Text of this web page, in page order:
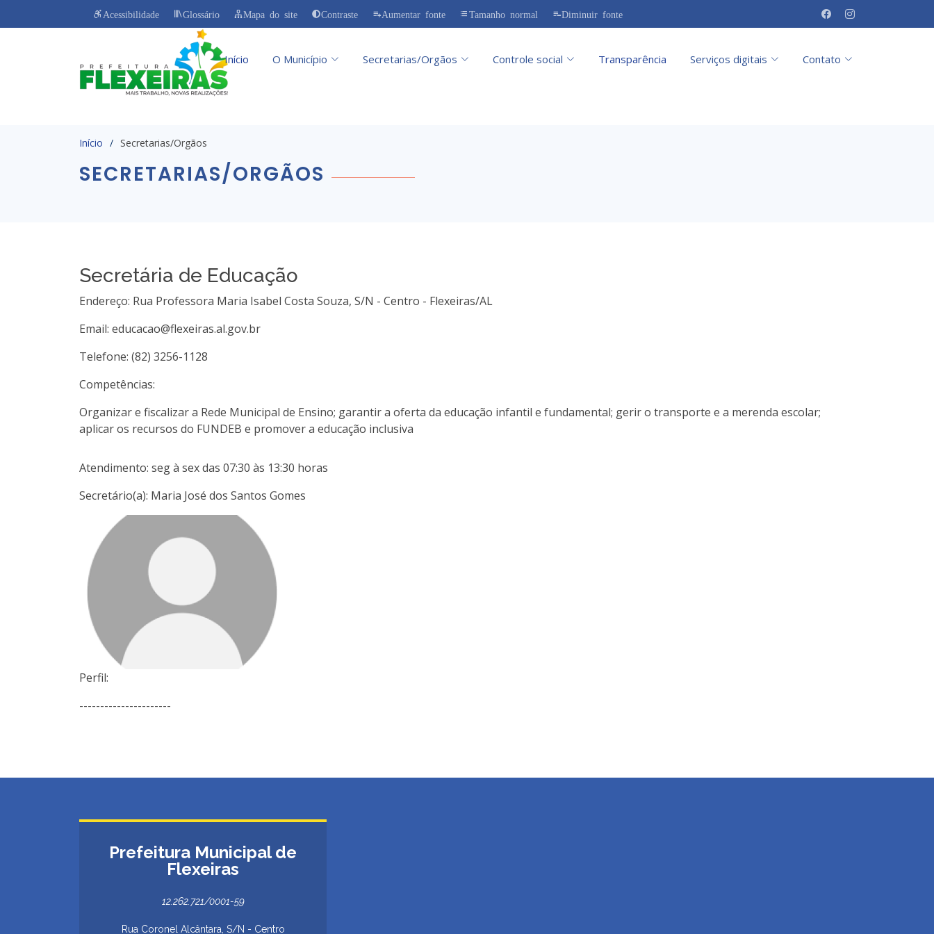
Acessibilidade Glossário Mapa do site Contraste Aumentar fonte Tamanho normal Diminuir fonte
Início O Município Secretarias/Orgãos Controle social Transparência Serviços digitais Contato
Início Secretarias/Orgãos
SECRETARIAS/ORGÃOS
Secretária de Educação
Endereço: Rua Professora Maria Isabel Costa Souza, S/N - Centro - Flexeiras/AL
Email: educacao@flexeiras.al.gov.br
Telefone: (82) 3256-1128
Competências:
Organizar e fiscalizar a Rede Municipal de Ensino; garantir a oferta da educação infantil e fundamental; gerir o transporte e a merenda escolar;
aplicar os recursos do FUNDEB e promover a educação inclusiva
Atendimento: seg à sex das 07:30 às 13:30 horas
Secretário(a): Maria José dos Santos Gomes
Perfil:
----------------------
Prefeitura Municipal de
Flexeiras
12.262.721/0001-59
Rua Coronel Alcântara, S/N - Centro